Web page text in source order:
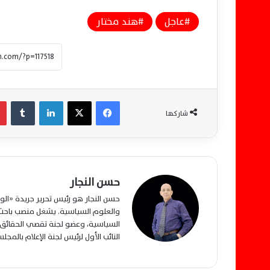
عاجل هند مختار
شاركها
فيسبوك ‫X لينكدإن
حسن النجار
حسن النجار هو رئيس تحرير جريدة
والعلوم السياسية. يشغل منصب
السياسية، وعضو لجنة تقصي
النائب الأول لرئيس لجنة الإعلام